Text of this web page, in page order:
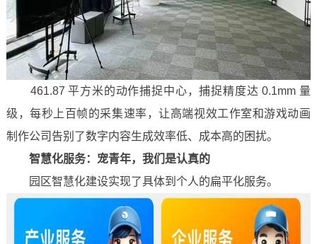
461.87 平方米的动作捕捉中心，捕捉精度达 0.1mm 量
级，每秒上百帧的采集速率，让高端视效工作室和游戏动画
制作公司告别了数字内容生成效率低、成本高的困扰。
智慧化服务：宠青年，我们是认真的
园区智慧化建设实现了具体到个人的扁平化服务。